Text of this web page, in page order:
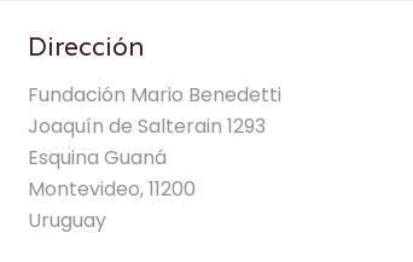
Dirección
Fundación Mario Benedetti
Joaquín de Salterain 1293
Esquina Guaná
Montevideo, 11200
Uruguay